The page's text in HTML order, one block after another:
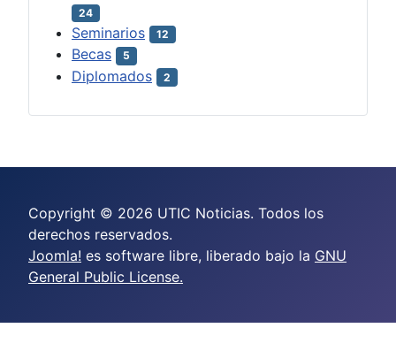
24
Seminarios 12
Becas 5
Diplomados 2
Copyright © 2026 UTIC Noticias. Todos los
derechos reservados.
Joomla! es software libre, liberado bajo la GNU
General Public License.